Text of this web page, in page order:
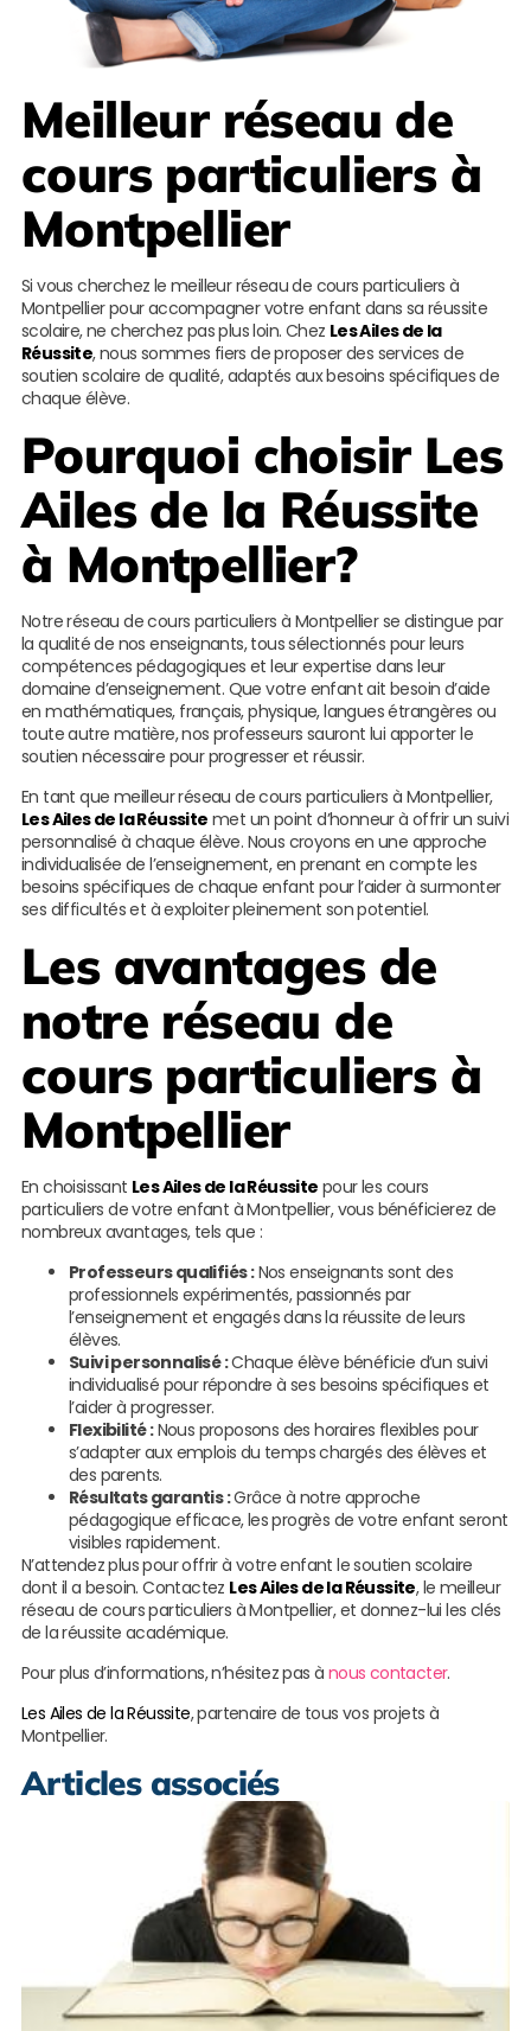
Meilleur réseau de
cours particuliers à
Montpellier
Si vous cherchez le meilleur réseau de cours particuliers à
Montpellier pour accompagner votre enfant dans sa réussite
scolaire, ne cherchez pas plus loin. Chez Les Ailes de la
Réussite, nous sommes fiers de proposer des services de
soutien scolaire de qualité, adaptés aux besoins spécifiques de
chaque élève.
Pourquoi choisir Les
Ailes de la Réussite
à Montpellier?
Notre réseau de cours particuliers à Montpellier se distingue par
la qualité de nos enseignants, tous sélectionnés pour leurs
compétences pédagogiques et leur expertise dans leur
domaine d’enseignement. Que votre enfant ait besoin d’aide
en mathématiques, français, physique, langues étrangères ou
toute autre matière, nos professeurs sauront lui apporter le
soutien nécessaire pour progresser et réussir.
En tant que meilleur réseau de cours particuliers à Montpellier,
Les Ailes de la Réussite met un point d’honneur à offrir un suivi
personnalisé à chaque élève. Nous croyons en une approche
individualisée de l’enseignement, en prenant en compte les
besoins spécifiques de chaque enfant pour l’aider à surmonter
ses difficultés et à exploiter pleinement son potentiel.
Les avantages de
notre réseau de
cours particuliers à
Montpellier
En choisissant Les Ailes de la Réussite pour les cours
particuliers de votre enfant à Montpellier, vous bénéficierez de
nombreux avantages, tels que :
Professeurs qualifiés :Nos enseignants sont des
professionnels expérimentés, passionnés par
l’enseignement et engagés dans la réussite de leurs
élèves.
Suivi personnalisé :Chaque élève bénéficie d’un suivi
individualisé pour répondre à ses besoins spécifiques et
l’aider à progresser.
Flexibilité :Nous proposons des horaires flexibles pour
s’adapter aux emplois du temps chargés des élèves et
des parents.
Résultats garantis :Grâce à notre approche
pédagogique efficace, les progrès de votre enfant seront
visibles rapidement.
N’attendez plus pour offrir à votre enfant le soutien scolaire
dont il a besoin. Contactez Les Ailes de la Réussite, le meilleur
réseau de cours particuliers à Montpellier, et donnez-lui les clés
de la réussite académique.
Pour plus d’informations, n’hésitez pas à nous contacter.
Les Ailes de la Réussite, partenaire de tous vos projets à
Montpellier.
Articles associés